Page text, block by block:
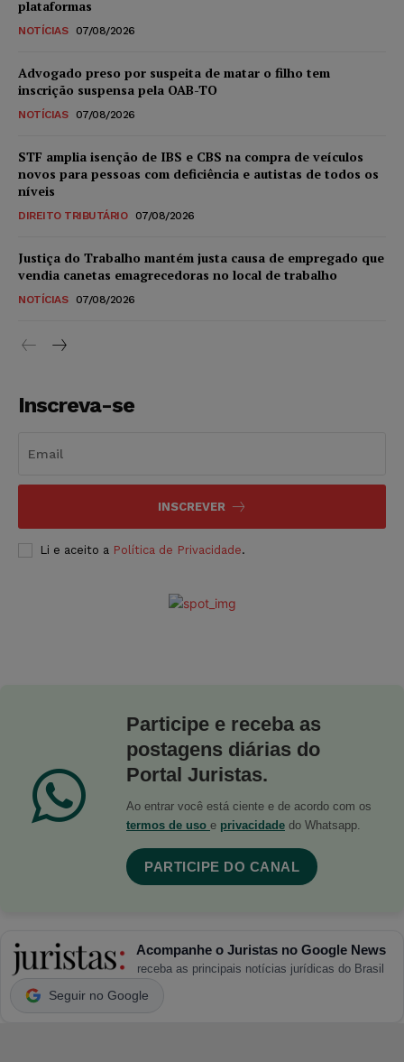
plataformas
NOTÍCIAS 07/08/2026
Advogado preso por suspeita de matar o filho tem
inscrição suspensa pela OAB-TO
NOTÍCIAS 07/08/2026
STF amplia isenção de IBS e CBS na compra de veículos
novos para pessoas com deficiência e autistas de todos os
níveis
DIREITO TRIBUTÁRIO 07/08/2026
Justiça do Trabalho mantém justa causa de empregado que
vendia canetas emagrecedoras no local de trabalho
NOTÍCIAS 07/08/2026
Inscreva-se
INSCREVER
Li e aceito a Política de Privacidade.
Participe e receba as
postagens diárias do
Portal Juristas.
Ao entrar você está ciente e de acordo com os
termos de uso e privacidade do Whatsapp.
PARTICIPE DO CANAL
Acompanhe o Juristas no Google News
receba as principais notícias jurídicas do Brasil
Seguir no Google